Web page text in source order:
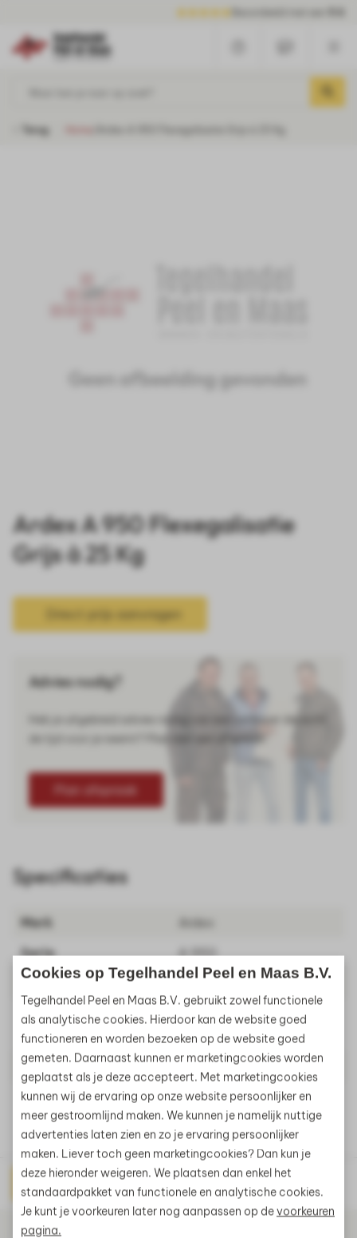
Terug
Ardex A 950 Flexegalisatie
Grijs à 25 Kg
Direct prijs aanvragen
Advies nodig?
Heb je uitgebreid advies nodig van een verkoper die echt
Plan afspraak
Specificaties
Merk
Serie
A 950
Fabriekskleur
Grijs
Aanvullende
Eigenschappen
à 25 Kg
Artikelnummer KS000325
Direct prijs aanvragen
Gerelateerde producten
Cookies op Tegelhandel Peel en Maas B.V.
Tegelhandel Peel en Maas B.V. gebruikt zowel functionele
als analytische cookies. Hierdoor kan de website goed
functioneren en worden bezoeken op de website goed
gemeten. Daarnaast kunnen er marketingcookies worden
geplaatst als je deze accepteert. Met marketingcookies
kunnen wij de ervaring op onze website persoonlijker en
meer gestroomlijnd maken. We kunnen je namelijk nuttige
advertenties laten zien en zo je ervaring persoonlijker
maken. Liever toch geen marketingcookies? Dan kun je
deze hieronder weigeren. We plaatsen dan enkel het
standaardpakket van functionele en analytische cookies.
Je kunt je voorkeuren later nog aanpassen op devoorkeuren
pagina.